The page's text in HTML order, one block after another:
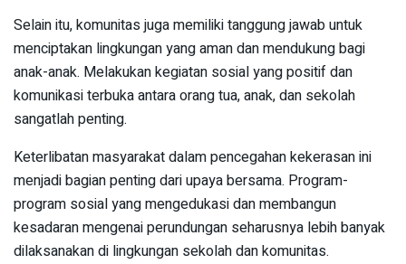
Selain itu, komunitas juga memiliki tanggung jawab untuk
menciptakan lingkungan yang aman dan mendukung bagi
anak-anak. Melakukan kegiatan sosial yang positif dan
komunikasi terbuka antara orang tua, anak, dan sekolah
sangatlah penting.
Keterlibatan masyarakat dalam pencegahan kekerasan ini
menjadi bagian penting dari upaya bersama. Program-
program sosial yang mengedukasi dan membangun
kesadaran mengenai perundungan seharusnya lebih banyak
dilaksanakan di lingkungan sekolah dan komunitas.